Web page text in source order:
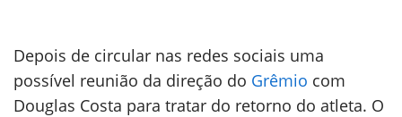
Depois de circular nas redes sociais uma
possível reunião da direção do Grêmio com
Douglas Costa para tratar do retorno do atleta. O